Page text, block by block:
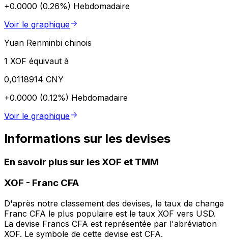
+0.0000 (0.26%) Hebdomadaire
Voir le graphique
Yuan Renminbi chinois
1 XOF équivaut à
0,0118914 CNY
+0.0000 (0.12%) Hebdomadaire
Voir le graphique
Informations sur les devises
En savoir plus sur les XOF et TMM
XOF - Franc CFA
D'après notre classement des devises, le taux de change
Franc CFA le plus populaire est le taux XOF vers USD.
La devise Francs CFA est représentée par l'abréviation
XOF. Le symbole de cette devise est CFA.